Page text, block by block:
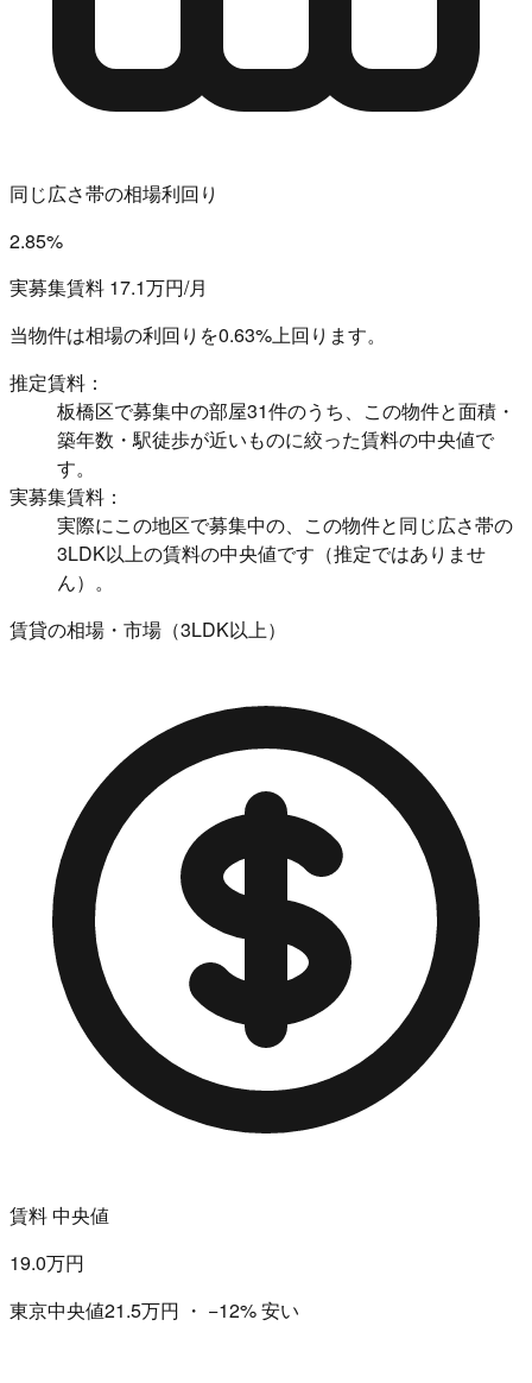
同じ広さ帯の相場利回り
2.85%
実募集賃料 17.1万円/月
当物件は相場の利回りを0.63%上回ります。
推定賃料：
板橋区で募集中の部屋31件のうち、この物件と面積・
築年数・駅徒歩が近いものに絞った賃料の中央値で
す。
実募集賃料：
実際にこの地区で募集中の、この物件と同じ広さ帯の
3LDK以上の賃料の中央値です（推定ではありませ
ん）。
賃貸の相場・市場（3LDK以上）
賃料 中央値
19.0万円
東京中央値21.5万円 ・ −12%安い